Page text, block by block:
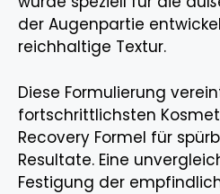
der Augenpartie
reichhaltige Textur.
Diese Formulierung
fortschrittlichsten
Recovery Formel für
Resultate. Eine
Festigung der